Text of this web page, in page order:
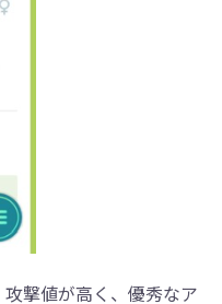
撃値が高く、優秀なア